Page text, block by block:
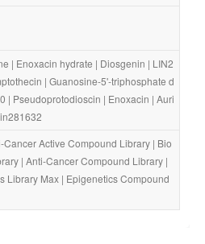
| Enoxacin hydrate | Diosgenin | LIN2
| Guanosine-5'-triphosphate d
| Pseudoprotodioscin | Enoxacin | Auri
Cancer Active Compound Library | Bio
| Anti-Cancer Compound Library
Library Max | Epigenetics Compound